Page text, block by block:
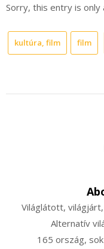
Sorry, this entry is only
kultúra, film film
Világlátott,
Alternatív
165 ország,